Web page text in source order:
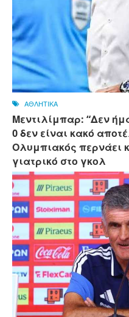
ΑΘΛΗΤΙΚΑ
Μεντιλίμπαρ: “Δεν
0 δεν είναι κακό
Ολυμπιακός περνάει
γιατρικό στο γκολ